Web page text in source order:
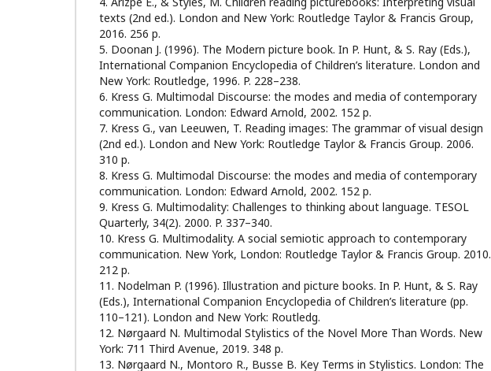
texts (2nd ed.). London and New York: Routledge Taylor & Francis Group,
2016. 256 p.
5. Doonan J. (1996). The Modern picture book. In P. Hunt, & S. Ray (Eds.),
International Companion Encyclopedia of Children’s literature. London and
New York: Routledge, 1996. P. 228–238.
6. Kress G. Multimodal Discourse: the modes and media of contemporary
communication. London: Edward Arnold, 2002. 152 p.
7. Kress G., van Leeuwen, T. Reading images: The grammar of visual design
(2nd ed.). London and New York: Routledge Taylor & Francis Group. 2006.
310 p.
8. Kress G. Multimodal Discourse: the modes and media of contemporary
communication. London: Edward Arnold, 2002. 152 p.
9. Kress G. Multimodality: Challenges to thinking about language. TESOL
Quarterly, 34(2). 2000. P. 337–340.
10. Kress G. Multimodality. A social semiotic approach to contemporary
communication. New York, London: Routledge Taylor & Francis Group. 2010.
212 p.
11. Nodelman P. (1996). Illustration and picture books. In P. Hunt, & S. Ray
(Eds.), International Companion Encyclopedia of Children’s literature (pp.
110–121). London and New York: Routledg.
12. Nørgaard N. Multimodal Stylistics of the Novel More Than Words. New
York: 711 Third Avenue, 2019. 348 р.
13. Nørgaard N., Montoro R., Busse B. Key Terms in Stylistics. London: The